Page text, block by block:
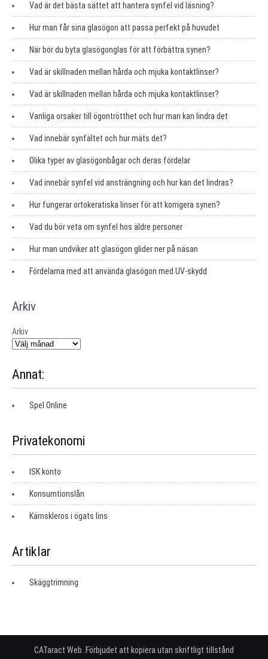
Vad är det bästa sättet att hantera synfel vid läsning?
Hur man får sina glasögon att passa perfekt på huvudet
När bör du byta glasögonglas för att förbättra synen?
Vad är skillnaden mellan hårda och mjuka kontaktlinser?
Vad är skillnaden mellan hårda och mjuka kontaktlinser?
Vanliga orsaker till ögontrötthet och hur man kan lindra det
Vad innebär synfältet och hur mäts det?
Olika typer av glasögonbågar och deras fördelar
Vad innebär synfel vid ansträngning och hur kan det lindras?
Hur fungerar ortokeratiska linser för att korrigera synen?
Vad du bör veta om synfel hos äldre personer
Hur man undviker att glasögon glider ner på näsan
Fördelarna med att använda glasögon med UV-skydd
Arkiv
Arkiv
Annat:
Spel Online
Privatekonomi
ISK konto
Konsumtionslån
Kärnskleros i ögats lins
Artiklar
Skäggtrimning
CATaract Web. Förbjudet att kopiera utan skriftligt tillstånd